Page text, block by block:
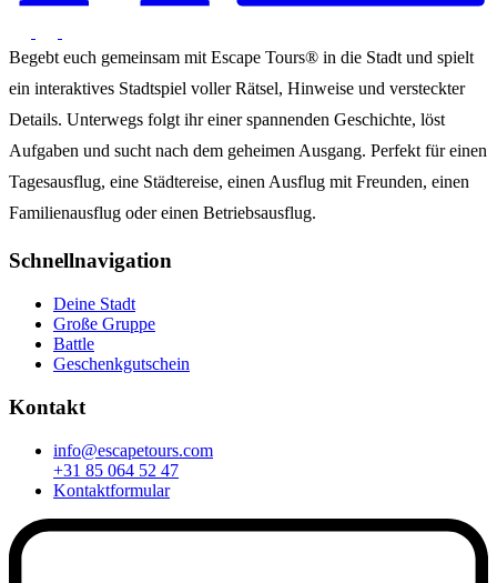
Begebt euch gemeinsam mit Escape Tours® in die Stadt und spielt
ein interaktives Stadtspiel voller Rätsel, Hinweise und versteckter
Details. Unterwegs folgt ihr einer spannenden Geschichte, löst
Aufgaben und sucht nach dem geheimen Ausgang. Perfekt für einen
Tagesausflug, eine Städtereise, einen Ausflug mit Freunden, einen
Familienausflug oder einen Betriebsausflug.
Schnellnavigation
Deine Stadt
Große Gruppe
Battle
Geschenkgutschein
Kontakt
info@escapetours.com
+31 85 064 52 47
Kontaktformular